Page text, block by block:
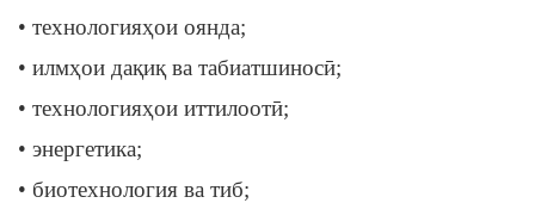
• технологияҳои оянда;
• илмҳои дақиқ ва табиатшиносӣ;
• технологияҳои иттилоотӣ;
• энергетика;
• биотехнология ва тиб;